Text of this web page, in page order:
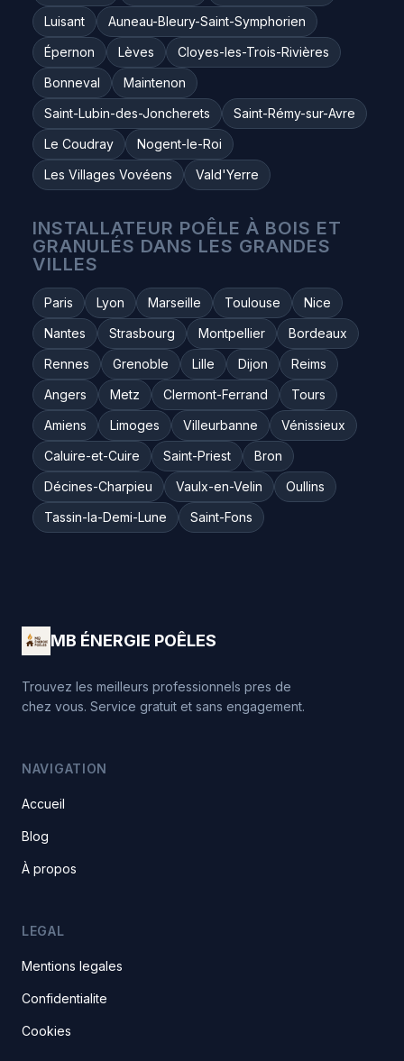
Luisant
Auneau-Bleury-Saint-Symphorien
Épernon
Lèves
Cloyes-les-Trois-Rivières
Bonneval
Maintenon
Saint-Lubin-des-Joncherets
Saint-Rémy-sur-Avre
Le Coudray
Nogent-le-Roi
Les Villages Vovéens
Vald'Yerre
INSTALLATEUR POÊLE À BOIS ET
GRANULÉS DANS LES GRANDES
VILLES
Paris Lyon Marseille Toulouse
Nice
Nantes
Strasbourg Montpellier
Bordeaux
Rennes
Grenoble Lille Dijon
Reims
Angers
Metz Clermont-Ferrand
Tours
Amiens
Limoges Villeurbanne
Vénissieux
Caluire-et-Cuire
Saint-Priest
Bron
Décines-Charpieu
Vaulx-en-Velin
Oullins
Tassin-la-Demi-Lune
Saint-Fons
MB ÉNERGIE POÊLES
Trouvez les meilleurs professionnels pres de
chez vous. Service gratuit et sans engagement.
NAVIGATION
Accueil
Blog
À propos
LEGAL
Mentions legales
Confidentialite
Cookies